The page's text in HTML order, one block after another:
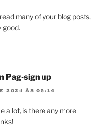
many of your blog posts,
good.
Pag-sign up
2024 ÀS 05:14
a lot, is there any more